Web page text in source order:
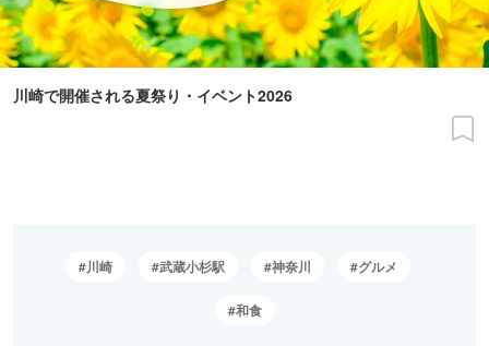
川崎で開催される夏祭り・イベント2026
川崎 武蔵小杉駅 神奈川 グルメ
和食